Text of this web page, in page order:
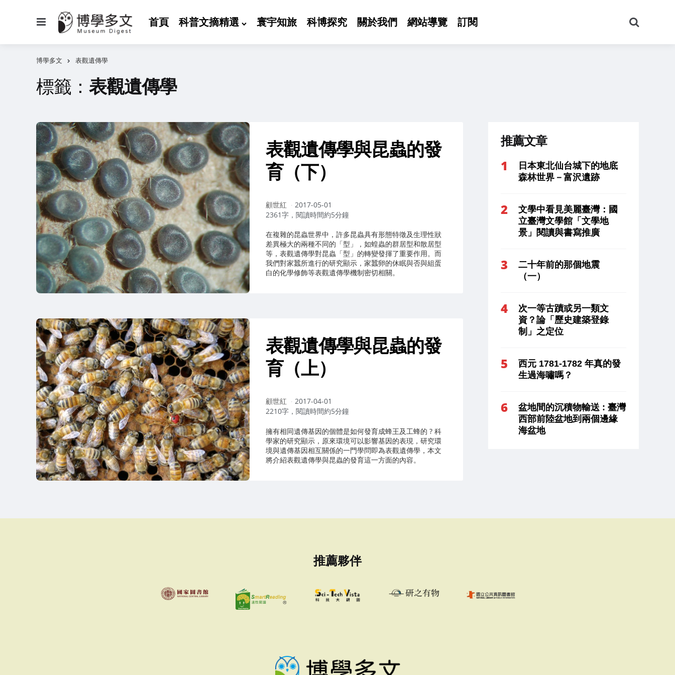
首頁 科普文摘精選 寰宇知旅 科博探究 關於我們 網站導覽 訂閱
尋
博學多文 表觀遺傳學
標籤： 表觀遺傳學
表觀遺傳學與昆蟲的發
育（下）
作
者：
顧世紅
2017-05-01
2361字，閱讀時間約5分鐘
在複雜的昆蟲世界中，許多昆蟲具有形態特徵及生理性狀
差異極大的兩種不同的「型」，如蝗蟲的群居型和散居型
等，表觀遺傳學對昆蟲「型」的轉變發揮了重要作用。而
我們對家蠶所進行的研究顯示，家蠶卵的休眠與否與組蛋
白的化學修飾等表觀遺傳學機制密切相關。
表觀遺傳學與昆蟲的發
育（上）
作
者：
顧世紅
2017-04-01
2210字，閱讀時間約5分鐘
擁有相同遺傳基因的個體是如何發育成蜂王及工蜂的 ? 科
學家的研究顯示，原來環境可以影響基因的表現，研究環
境與遺傳基因相互關係的一門學問即為表觀遺傳學，本文
將介紹表觀遺傳學與昆蟲的發育這一方面的內容。
推薦文章
日本東北仙台城下的地底
森林世界－富沢遺跡
文學中看見美麗臺灣：國
立臺灣文學館「文學地
景」閱讀與書寫推廣
二十年前的那個地震
（一）
次一等古蹟或另一類文
資？論「歷史建築登錄
制」之定位
西元 1781-1782 年真的發
生過海嘯嗎？
盆地間的沉積物輸送 : 臺灣
西部前陸盆地到兩個邊緣
海盆地
推薦夥伴